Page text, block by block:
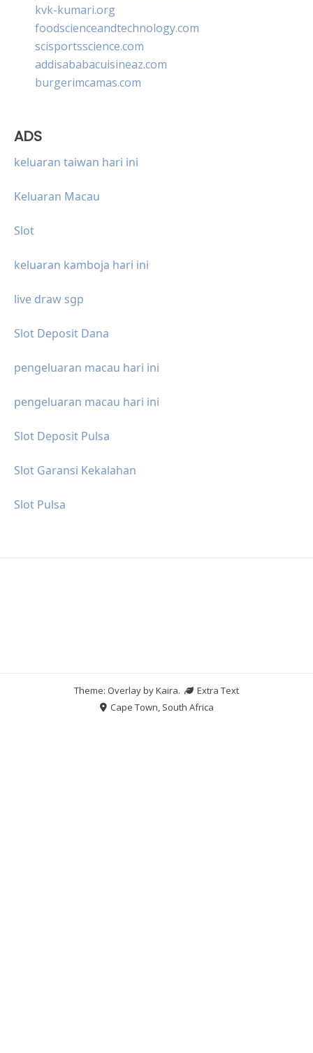
kvk-kumari.org
foodscienceandtechnology.com
scisportsscience.com
addisababacuisineaz.com
burgerimcamas.com
ADS
keluaran taiwan hari ini
Keluaran Macau
Slot
keluaran kamboja hari ini
live draw sgp
Slot Deposit Dana
pengeluaran macau hari ini
pengeluaran macau hari ini
Slot Deposit Pulsa
Slot Garansi Kekalahan
Slot Pulsa
Theme: Overlay byKaira.
Extra Text
Cape Town, South Africa